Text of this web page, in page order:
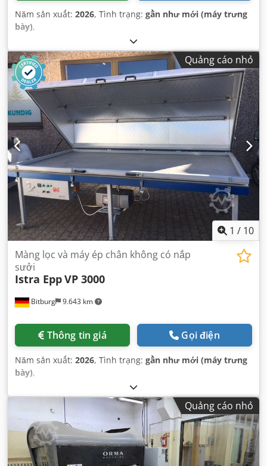
Năm sản xuất: 2026, Tình trạng: gần như mới (máy trưng
bày),
Quảng cáo nhỏ
1 / 10
Bitburg 9.643 km
Màng lọc và máy ép chân không có nắp
sưởi
Istra EppVP 3000
Thông tin giá Gọi điện
Năm sản xuất: 2026, Tình trạng: gần như mới (máy trưng
bày),
Quảng cáo nhỏ